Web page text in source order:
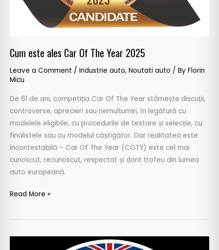
Cum este ales Car Of The Year 2025
Leave a Comment / Industrie auto, Noutati auto / By Florin
Micu
De 61 de ani, competiția Car Of The Year stârnește discuții,
controverse, aprecieri sau nemulțumiri, în legătură cu
modelele eligibile, cu procedurile de testare și selecție, cu
finalistele sau cu modelul câștigător. Dar realitatea este
incontestabilă – Car Of The Year (COTY) este cel mai
cunoscut, recunoscut, respectat și dorit trofeu din lumea
auto europeană.
Read More »